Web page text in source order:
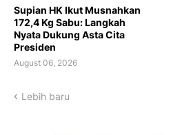
Supian HK Ikut Musnahkan
172,4 Kg Sabu: Langkah
Nyata Dukung Asta Cita
Presiden
August 06, 2026
Lebih baru